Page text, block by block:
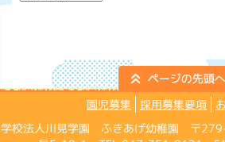
園児募集 採用募集要項
学校法人川見学園 ふきあげ幼稚園 〒